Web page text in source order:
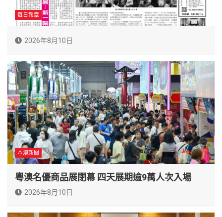
每日報章
2026年8月10日
本澳新聞
粵澳名優商品展閉幕 四天展期逾9萬人次入場
2026年8月10日